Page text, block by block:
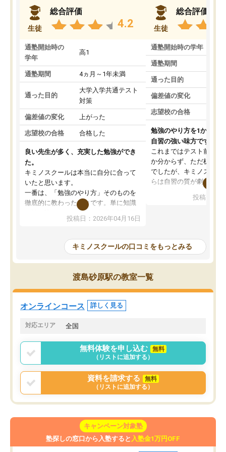
生徒
総合評価
4.2
通塾開始時の
学年
高1
通塾期間 4ヵ月～1年未満
通った目的
大学入学共通テスト
対策
偏差値の変化 上がった
志望校の合格 合格した
良い先生が多く、充実した勉強ができ
た。
キミノスクールは本当に自分に合って
いたと思います。
一番は、「勉強のやり方」そのものを
徹底的に教わったことです。単に知識
を詰め込むのではなく、自学自習の習
慣が身につくよう並走してくれるの
はなくなりました。
講師の方との距離も近く、親身なコー
チングのおかげで、停滞期もモチベー
ションを維持できました。「やらされ
る勉強」から「目標のための勉強」へ
意識が変わったことが、目標校への合
投稿日：2026年04月16日
生徒
総合評価
通塾開始時の学年
通塾期間
通った目的
偏差値の変化
志望校の合格
勉強のやり方を1から教
自習の強い味方です。
これまではテスト前に何
か分からず、ただ机に座
でしたが、キミノスクー
らは自習の質が劇的に変
を明確にしてくれるの
の仕方をコーチングして
ルなので、家での学習習
身につきました。結果と
た英語の偏差値が10以上
していた公立高校に無事
た。自分から学ぶ姿勢を
投稿日：
キミノスクールの口コミをもっとみる
渡島砂原駅の教室一覧
オンラインコース 詳しく見る
対応エリア 全国
無料体験を申し込む
無料
（リストに追加する）
資料を請求する
無料
（リストに追加する）
キャンペーン対象塾
塾探しの窓口から入塾すると 入塾金1万円OFF